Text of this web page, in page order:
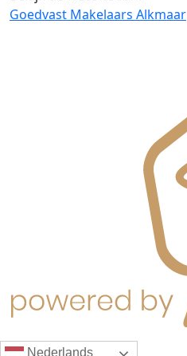
Goedvast Makelaars Alkmaar
Nederlands